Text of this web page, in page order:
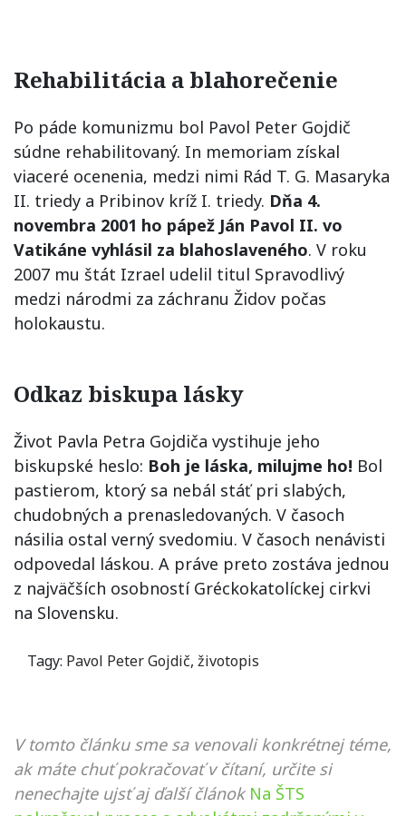
Rehabilitácia a blahorečenie
Po páde komunizmu bol Pavol Peter Gojdič
súdne rehabilitovaný. In memoriam získal
viaceré ocenenia, medzi nimi Rád T. G. Masaryka
II. triedy a Pribinov kríž I. triedy. Dňa 4.
novembra 2001 ho pápež Ján Pavol II. vo
Vatikáne vyhlásil za blahoslaveného. V roku
2007 mu štát Izrael udelil titul Spravodlivý
medzi národmi za záchranu Židov počas
holokaustu.
Odkaz biskupa lásky
Život Pavla Petra Gojdiča vystihuje jeho
biskupské heslo: Boh je láska, milujme ho! Bol
pastierom, ktorý sa nebál stáť pri slabých,
chudobných a prenasledovaných. V časoch
násilia ostal verný svedomiu. V časoch nenávisti
odpovedal láskou. A práve preto zostáva jednou
z najväčších osobností Gréckokatolíckej cirkvi
na Slovensku.
Tagy: Pavol Peter Gojdič, životopis
V tomto článku sme sa venovali konkrétnej téme,
ak máte chuť pokračovať v čítaní, určite si
nenechajte ujsť aj ďalší článok Na ŠTS